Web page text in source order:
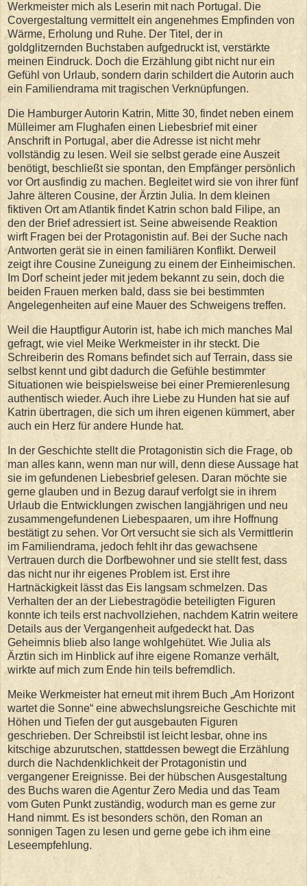
Werkmeister mich als Leserin mit nach Portugal. Die
Covergestaltung vermittelt ein angenehmes Empfinden von
Wärme, Erholung und Ruhe. Der Titel, der in
goldglitzernden Buchstaben aufgedruckt ist, verstärkte
meinen Eindruck. Doch die Erzählung gibt nicht nur ein
Gefühl von Urlaub, sondern darin schildert die Autorin auch
ein Familiendrama mit tragischen Verknüpfungen.
Die Hamburger Autorin Katrin, Mitte 30, findet neben einem
Mülleimer am Flughafen einen Liebesbrief mit einer
Anschrift in Portugal, aber die Adresse ist nicht mehr
vollständig zu lesen. Weil sie selbst gerade eine Auszeit
benötigt, beschließt sie spontan, den Empfänger persönlich
vor Ort ausfindig zu machen. Begleitet wird sie von ihrer fünf
Jahre älteren Cousine, der Ärztin Julia. In dem kleinen
fiktiven Ort am Atlantik findet Katrin schon bald Filipe, an
den der Brief adressiert ist. Seine abweisende Reaktion
wirft Fragen bei der Protagonistin auf. Bei der Suche nach
Antworten gerät sie in einen familiären Konflikt. Derweil
zeigt ihre Cousine Zuneigung zu einem der Einheimischen.
Im Dorf scheint jeder mit jedem bekannt zu sein, doch die
beiden Frauen merken bald, dass sie bei bestimmten
Angelegenheiten auf eine Mauer des Schweigens treffen.
Weil die Hauptfigur Autorin ist, habe ich mich manches Mal
gefragt, wie viel Meike Werkmeister in ihr steckt. Die
Schreiberin des Romans befindet sich auf Terrain, dass sie
selbst kennt und gibt dadurch die Gefühle bestimmter
Situationen wie beispielsweise bei einer Premierenlesung
authentisch wieder. Auch ihre Liebe zu Hunden hat sie auf
Katrin übertragen, die sich um ihren eigenen kümmert, aber
auch ein Herz für andere Hunde hat.
In der Geschichte stellt die Protagonistin sich die Frage, ob
man alles kann, wenn man nur will, denn diese Aussage hat
sie im gefundenen Liebesbrief gelesen. Daran möchte sie
gerne glauben und in Bezug darauf verfolgt sie in ihrem
Urlaub die Entwicklungen zwischen langjährigen und neu
zusammengefundenen Liebespaaren, um ihre Hoffnung
bestätigt zu sehen. Vor Ort versucht sie sich als Vermittlerin
im Familiendrama, jedoch fehlt ihr das gewachsene
Vertrauen durch die Dorfbewohner und sie stellt fest, dass
das nicht nur ihr eigenes Problem ist. Erst ihre
Hartnäckigkeit lässt das Eis langsam schmelzen. Das
Verhalten der an der Liebestragödie beteiligten Figuren
konnte ich teils erst nachvollziehen, nachdem Katrin weitere
Details aus der Vergangenheit aufgedeckt hat. Das
Geheimnis blieb also lange wohlgehütet. Wie Julia als
Ärztin sich im Hinblick auf ihre eigene Romanze verhält,
wirkte auf mich zum Ende hin teils befremdlich.
Meike Werkmeister hat erneut mit ihrem Buch „Am Horizont
wartet die Sonne“ eine abwechslungsreiche Geschichte mit
Höhen und Tiefen der gut ausgebauten Figuren
geschrieben. Der Schreibstil ist leicht lesbar, ohne ins
kitschige abzurutschen, stattdessen bewegt die Erzählung
durch die Nachdenklichkeit der Protagonistin und
vergangener Ereignisse. Bei der hübschen Ausgestaltung
des Buchs waren die Agentur Zero Media und das Team
vom Guten Punkt zuständig, wodurch man es gerne zur
Hand nimmt. Es ist besonders schön, den Roman an
sonnigen Tagen zu lesen und gerne gebe ich ihm eine
Leseempfehlung.